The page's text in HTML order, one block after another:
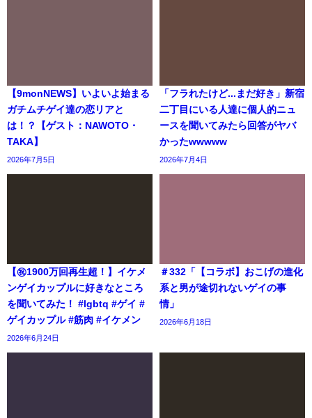
【9monNEWS】いよいよ始まる
ガチムチゲイ達の恋リアと
は！？【ゲスト：NAWOTO・
TAKA】
2026年7月5日
「フラれたけど...まだ好き」新宿
二丁目にいる人達に個人的ニュ
ースを聞いてみたら回答がヤバ
かったwwwww
2026年7月4日
【㊗️1900万回再生超！】イケメ
ンゲイカップルに好きなところ
を聞いてみた！ #lgbtq #ゲイ #
ゲイカップル #筋肉 #イケメン
2026年6月24日
＃332「【コラボ】おこげの進化
系と男が途切れないゲイの事
情」
2026年6月18日